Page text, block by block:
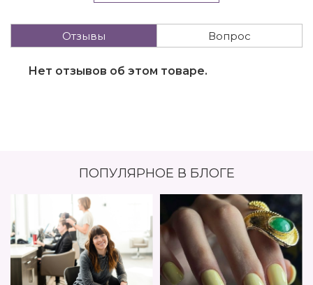
Отзывы Вопрос
Нет отзывов об этом товаре.
ПОПУЛЯРНОЕ В БЛОГЕ